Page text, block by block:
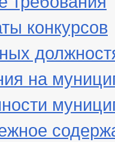
конкурсов
на